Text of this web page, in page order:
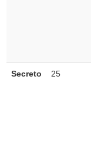
Secreto 25